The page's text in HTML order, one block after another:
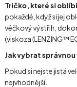
Tričko, které si
pokaždé, když si jej
véčkový výstřih,
(viskoza (LENZING™
Jak vybrat
Pokud si nejste jistá
nejvhodnější.